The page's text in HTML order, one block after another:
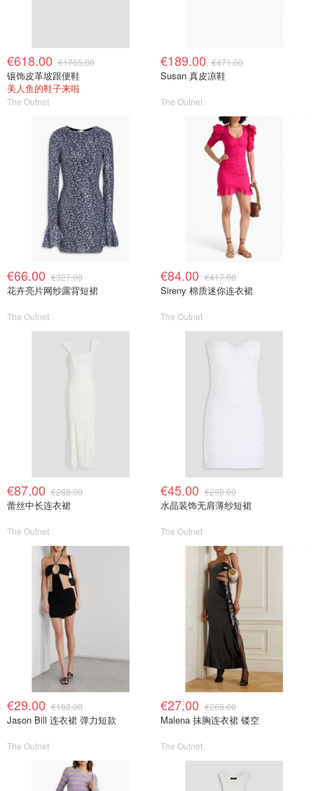
€618.00 €1765.00
镶饰皮革坡跟便鞋
美人鱼的鞋子来啦
The Outnet
€189.00 €471.00
Susan 真皮凉鞋
The Outnet
€66.00 €327.00
花卉亮片网纱露背短裙
The Outnet
€84.00 €417.00
Sireny 棉质迷你连衣裙
The Outnet
€87.00 €288.00
蕾丝中长连衣裙
The Outnet
€45.00 €298.00
水晶装饰无肩薄纱短裙
The Outnet
€29.00 €188.00
Jason Bill 连衣裙 弹力短款
The Outnet
€27.00 €268.00
Malena 抹胸连衣裙 镂空
The Outnet